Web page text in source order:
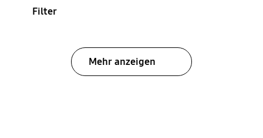
Filter
Mehr anzeigen